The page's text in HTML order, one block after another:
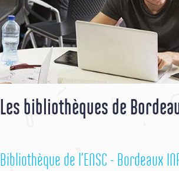
Les bibliothèques de
Bibliothèque de l’ENSC - Bordeaux